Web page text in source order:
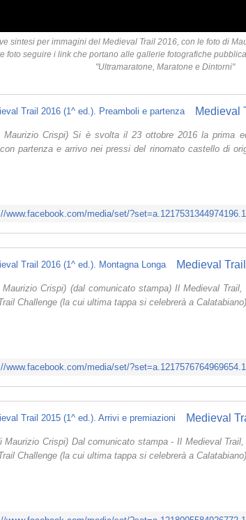
sintesi per immagini del Medieval Trail 2016, con le foto di
foto seguire i link che portano alle gallerie fotografiche
"Ultramaratone, Maratone e Dintorni"
Maurizio Crispi) Si è svolta il 23 ottobre 2016 la prima
partenza e arrivo nei pressi del rinomato castello di
Crispi) (dal comunicato stampa) Il Medieval
Challenge (la cui ultima tappa si celebrerà a
Maurizio Crispi) Dal comunicato stampa - Il Medieval
Challenge (la cui ultima tappa si celebrerà a